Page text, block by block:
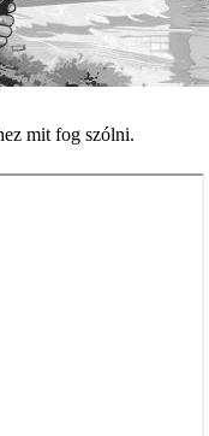
mit fog szólni.